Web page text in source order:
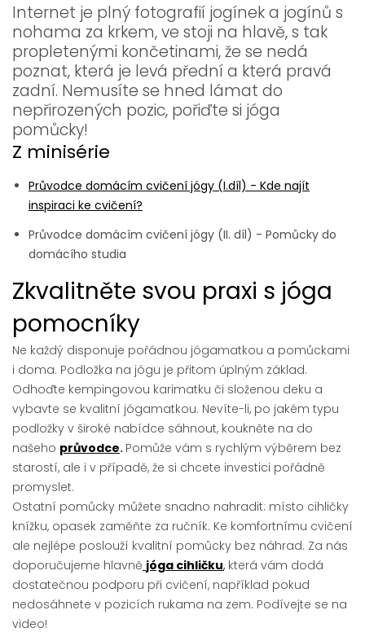
Internet je plný fotografií jogínek a jogínů s
nohama za krkem, ve stoji na hlavě, s tak
propletenými končetinami, že se nedá
poznat, která je levá přední a která pravá
zadní. Nemusíte se hned lámat do
nepřirozených pozic, pořiďte si jóga
pomůcky!
Z minisérie
Průvodce domácím cvičení jógy (I.díl) - Kde najít
inspiraci ke cvičení?
Průvodce domácím cvičení jógy (II. díl) - Pomůcky do
domácího studia
Zkvalitněte svou praxi s jóga
pomocníky
Ne každý disponuje pořádnou jógamatkou a pomůckami
i doma. Podložka na jógu je přitom úplným základ.
Odhoďte kempingovou karimatku či složenou deku a
vybavte se kvalitní jógamatkou. Nevíte-li, po jakém typu
podložky v široké nabídce sáhnout, koukněte na do
našeho průvodce. Pomůže vám s rychlým výběrem bez
starostí, ale i v případě, že si chcete investici pořádně
promyslet.
Ostatní pomůcky můžete snadno nahradit: místo cihličky
knížku, opasek zaměňte za ručník. Ke komfortnímu cvičení
ale nejlépe poslouží kvalitní pomůcky bez náhrad. Za nás
doporučujeme hlavně jóga cihličku, která vám dodá
dostatečnou podporu při cvičení, například pokud
nedosáhnete v pozicích rukama na zem. Podívejte se na
video!